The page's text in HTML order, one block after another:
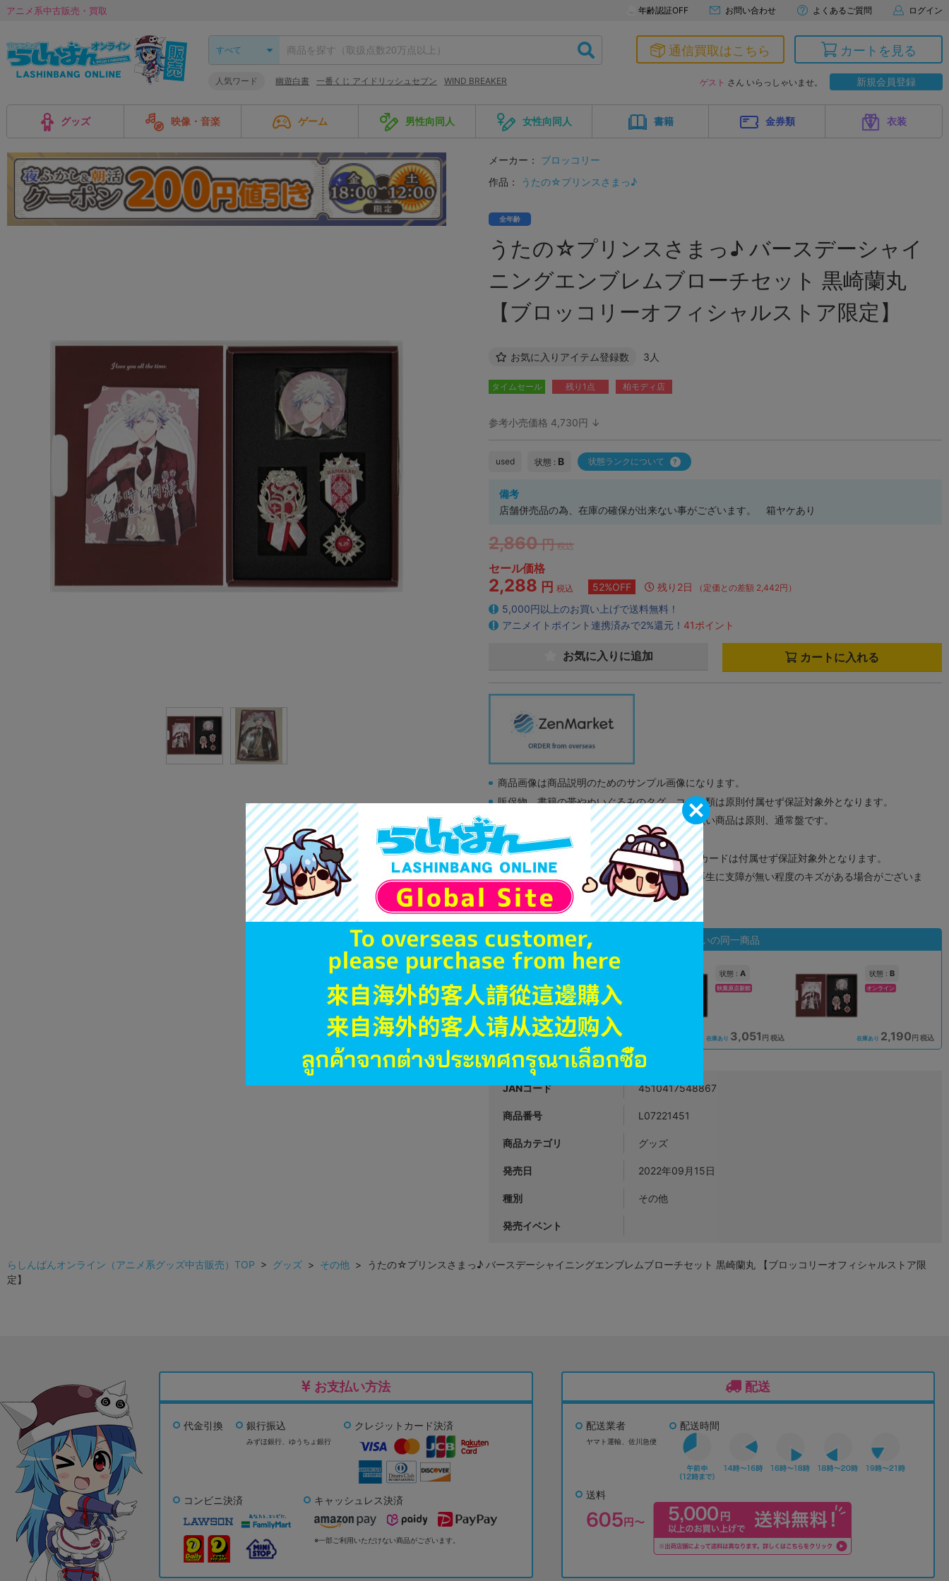
アニメ系中古販売・買取 年齢認証OFF お問い合わせ よくあるご質問 ログイン
人気ワード 幽遊白書 一番くじ アイドリッシュセブン WIND BREAKER
通信買取はこちら カートを見る
ゲスト さん いらっしゃいませ。 新規会員登録
グッズ 映像・音楽 ゲーム 男性向同人 女性向同人 書籍 金券類 衣装
メーカー：
ブロッコリー
作品：
うたの☆プリンスさまっ♪
全年齢
うたの☆プリンスさまっ♪ バースデーシャイ
ニングエンブレムブローチセット 黒崎蘭丸
【ブロッコリーオフィシャルストア限定】
お気に入りアイテム登録数 3人
タイムセール 残り1点 柏モディ店
参考小売価格 4,730円 ↓
used 状態 : B 状態ランクについて
備考
店舗併売品の為、在庫の確保が出来ない事がございます。 箱ヤケあり
2,860 円 税込
セール価格
2,288 円 税込 52%OFF 残り2日 （定価との差額 2,442円）
5,000円以上のお買い上げで送料無料！
アニメイトポイント連携済みで2%還元！ 41ポイント
カートに入れる
お気に入りに追加
商品画像は商品説明のためのサンプル画像になります。
販促物、書籍の帯やぬいぐるみのタグ、コード類は原則付属せず保証対象外となります。
商品名や備考欄に特別な記載が無い限り取り扱い商品は原則、通常盤です。
「電池」は原則として保証対象外となります。
ゲーム機本体には、SDカードなどのメモリーカードは付属せず保証対象外となります。
ディスク類の読み取り面のキズに関しまして再生に支障が無い程度のキズがある場合がございま
す。
※詳細につきましてはコチラ
状態違いの同一商品
状態 :A
オンライン
品切状態 2,591 円 税込
状態 : A
秋葉原店新館
在庫あり 3,051 円 税込
状態 : B
オンライン
在庫あり 2,190円 税込
JANコード 4510417548867
商品番号 L07221451
商品カテゴリ グッズ
発売日 2022年09月15日
種別 その他
発売イベント
らしんばんオンライン（アニメ系グッズ中古販売）TOP > グッズ > その他 > うたの☆プリンスさまっ♪ バースデーシャイニングエンブレムブローチセット 黒崎蘭丸 【ブロッコリーオフィシャルストア限
定】
お支払い方法
代金引換 銀行振込
みずほ銀行、 ゆうちょ銀行
クレジットカード決済
コンビニ決済 キャッシュレス決済
※一部ご利用いただけない商品がございます。
配送
配送業者
ヤマト運輸、佐川急便
配送時間
送料